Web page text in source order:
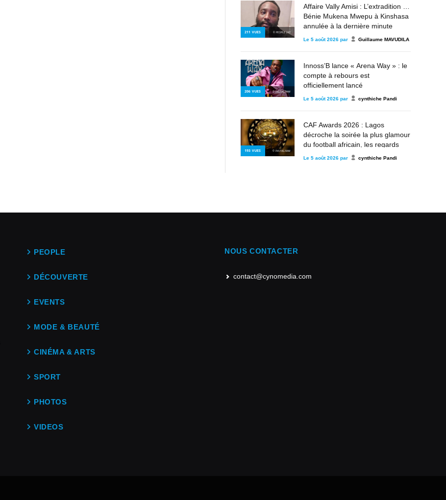
211 VUES © PEOPLE 243
Affaire Vally Amisi : L’extradition de
Bénie Mukena Mwepu à Kinshasa
annulée à la dernière minute
Le 5 août 2026 par Guillaume MAVUDILA
206 VUES © INSTAGRAM
Innoss’B lance « Arena Way » : le
compte à rebours est
officiellement lancé
Le 5 août 2026 par cynthiche Pandi
193 VUES © INSTAGRAM
CAF Awards 2026 : Lagos
décroche la soirée la plus glamour
du football africain, les regards
déjà tournés vers les futurs rois du
Le 5 août 2026 par cynthiche Pandi
PEOPLE
DÉCOUVERTE
EVENTS
MODE & BEAUTÉ
CINÉMA & ARTS
SPORT
PHOTOS
VIDEOS
NOUS CONTACTER
contact@cynomedia.com